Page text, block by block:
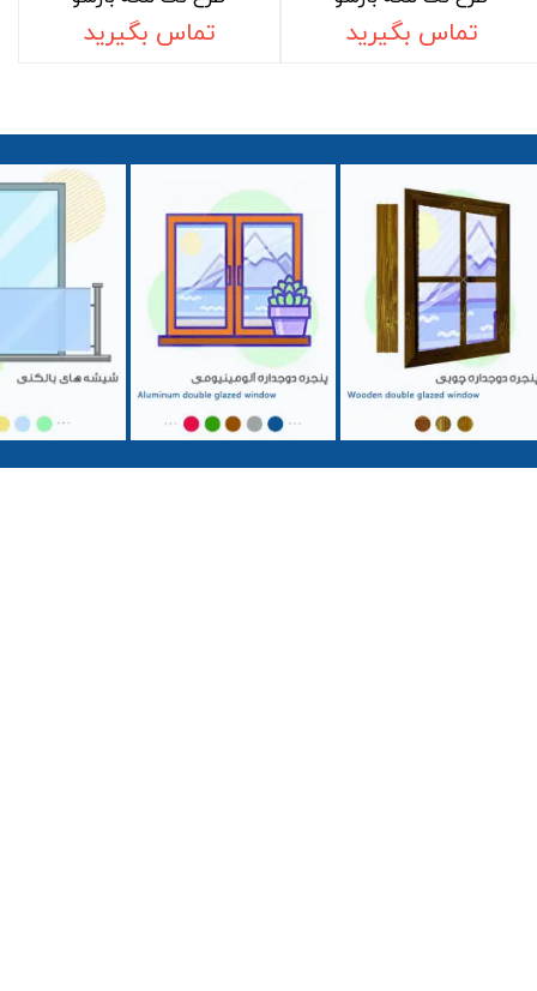
تماس بگیرید تماس بگیرید